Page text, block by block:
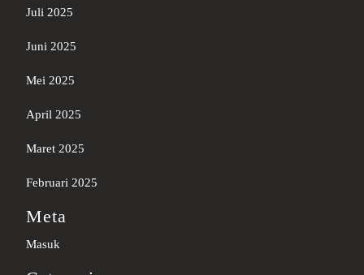
Juli 2025
Juni 2025
Mei 2025
April 2025
Maret 2025
Februari 2025
Meta
Masuk